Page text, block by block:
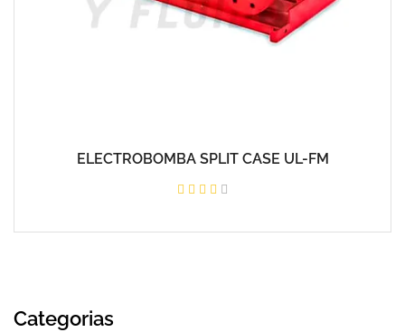
ELECTROBOMBA SPLIT CASE UL-FM
Categorias